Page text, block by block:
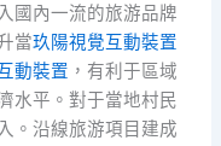
國內一流的旅游品牌
當玖陽視覺互動裝置
動裝置 ，有利于區域
水平。對于當地村民
。沿線旅游項目建成